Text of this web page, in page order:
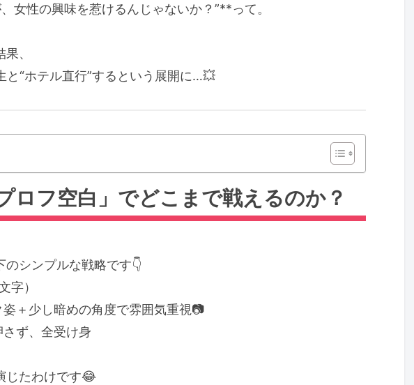
女性の興味を惹けるんじゃないか？”**って。
、
と“ホテル直行”するという展開に…💥
ロフ空白」でどこまで戦えるのか？
シンプルな戦略です👇
字）
＋少し暗めの角度で雰囲気重視📷
ず、全受け身
じたわけです😂